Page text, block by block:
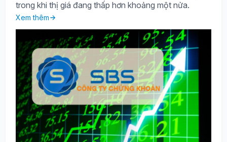
trong khi thị giá đang thấp hơn khoảng một nửa.
Xem thêm